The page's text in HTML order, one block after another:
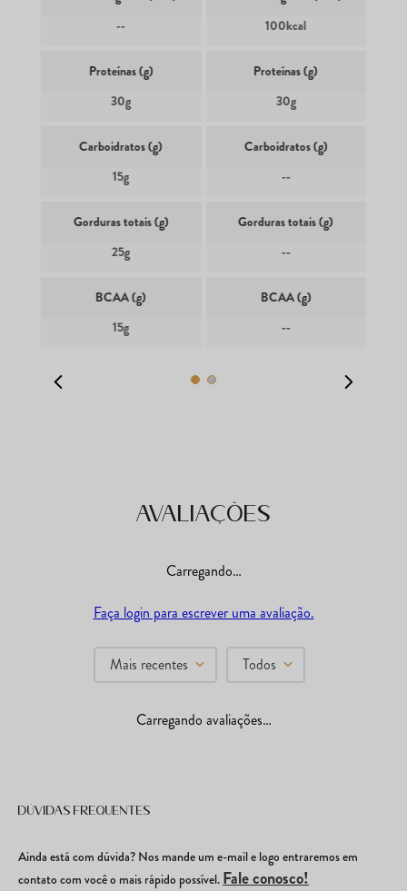
--
Proteínas (g)
30g
Carboidratos (g)
15g
Gorduras totais (g)
25g
BCAA (g)
15g
100kcal
Proteínas (g)
30g
Carboidratos (g)
--
Gorduras totais (g)
--
BCAA (g)
--
Avaliações
Carregando…
Faça login para escrever uma avaliação.
Mais recentes Todos
Carregando avaliações…
Dúvidas frequentes
Ainda está com dúvida? Nos mande um e-mail e logo entraremos em
contato com você o mais rápido possível. Fale conosco!